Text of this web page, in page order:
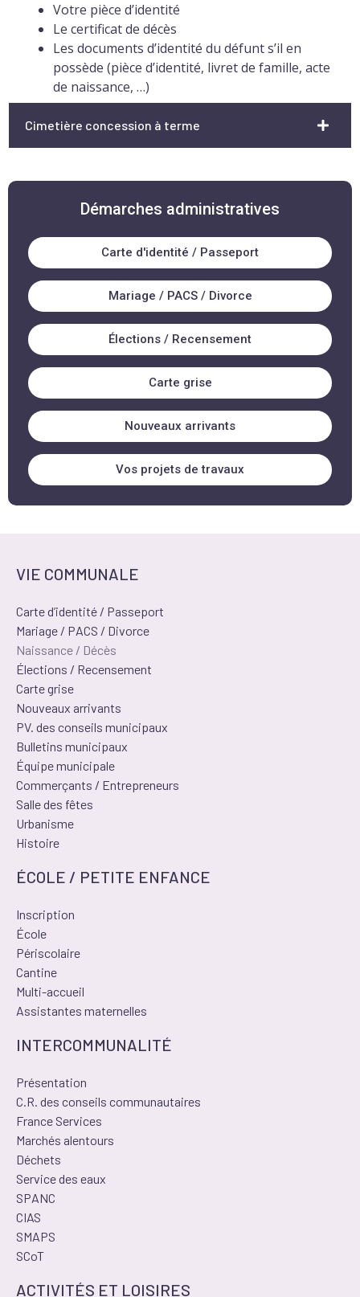
Votre pièce d’identité
Le certificat de décès
Les documents d’identité du défunt s’il en
possède (pièce d’identité, livret de famille, acte
de naissance, …)
Cimetière concession à terme
Démarches administratives
Carte d'identité / Passeport
Mariage / PACS / Divorce
Élections / Recensement
Carte grise
Nouveaux arrivants
Vos projets de travaux
VIE COMMUNALE
Carte d’identité / Passeport
Mariage / PACS / Divorce
Naissance / Décès
Élections / Recensement
Carte grise
Nouveaux arrivants
PV. des conseils municipaux
Bulletins municipaux
Équipe municipale
Commerçants / Entrepreneurs
Salle des fêtes
Urbanisme
Histoire
ÉCOLE / PETITE ENFANCE
Inscription
École
Périscolaire
Cantine
Multi-accueil
Assistantes maternelles
INTERCOMMUNALITÉ
Présentation
C.R. des conseils communautaires
France Services
Marchés alentours
Déchets
Service des eaux
SPANC
CIAS
SMAPS
SCoT
ACTIVITÉS ET LOISIRES